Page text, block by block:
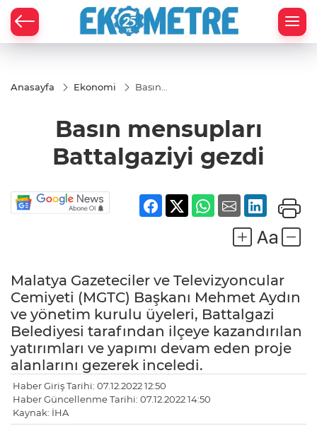
Anasayfa Ekonomi
Basın
Basın mensupları
Battalgaziyi gezdi
Malatya Gazeteciler ve Televizyoncular
Cemiyeti (MGTC) Başkanı Mehmet Aydın
ve yönetim kurulu üyeleri, Battalgazi
Belediyesi tarafından ilçeye kazandırılan
yatırımları ve yapımı devam eden proje
alanlarını gezerek inceledi.
Haber Giriş Tarihi: 07.12.2022 12:50
Haber Güncellenme Tarihi: 07.12.2022 14:50
Kaynak: İHA